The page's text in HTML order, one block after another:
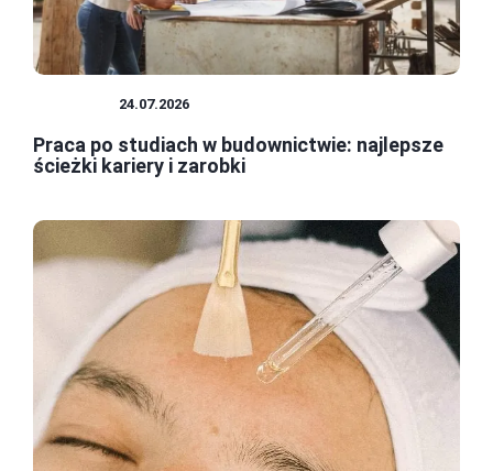
24.07.2026
Praca po studiach w budownictwie: najlepsze
ścieżki kariery i zarobki